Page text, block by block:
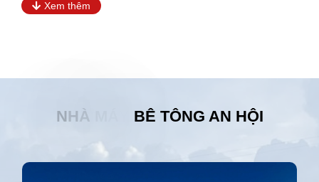
khác.
thời gian giao hàng và cung cấp dịch vụ hỗ trợ chuyên
Xem thêm
NHÀ BÊ TÔNG AN HỘI